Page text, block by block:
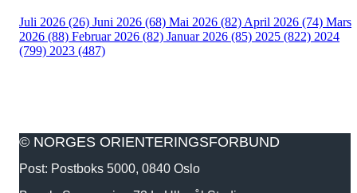
Juli 2026 (26) Juni 2026 (68) Mai 2026 (82) April 2026 (74) Mars
2026 (88) Februar 2026 (82) Januar 2026 (85) 2025 (822) 2024
(799) 2023 (487)
© NORGES ORIENTERINGSFORBUND
Post: Postboks 5000, 0840 Oslo